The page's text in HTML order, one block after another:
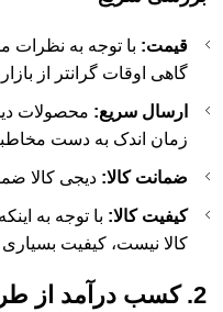
قیمت: با توجه به نظرات
گاهی اوقات گرانتر از
ارسال سریع: محصولات
زمان اندک به دست
ضمانت کالا: دیجی کالا ضمانت 7 روزه بازگشت
کیفیت کالا: با توجه به
کالا نیست، کیفیت بسیاری
2. کسب درآمد از